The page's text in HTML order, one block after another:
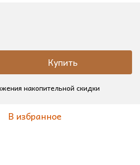
Купить
накопительной скидки
В избранное